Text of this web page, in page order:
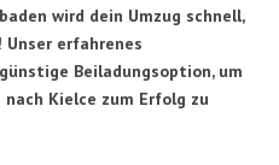
wird dein Umzug schnell,
erfahrenes
Beiladungsoption, um
nach Kielce zum Erfolg zu